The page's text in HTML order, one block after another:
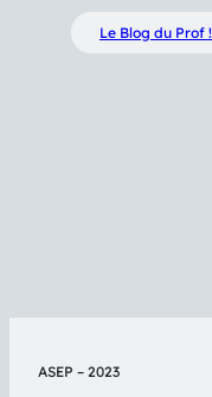
Le Blog du Prof !
ASEP – 2023